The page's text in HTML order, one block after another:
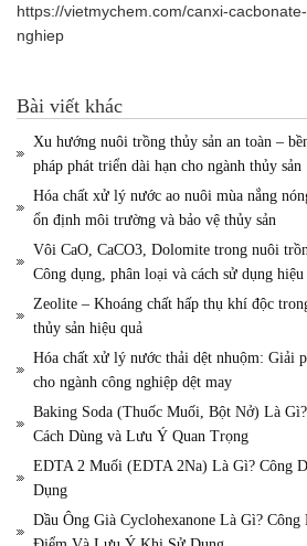
https://vietmychem.com/canxi-
nghiep
Bài viết khác
Xu hướng nuôi trồng thủy sản an toàn –
pháp phát triển dài hạn cho ngành thủy sản
Hóa chất xử lý nước ao nuôi mùa nắng
ổn định môi trường và bảo vệ thủy sản
Vôi CaO, CaCO3, Dolomite trong nuôi
Công dụng, phân loại và cách sử dụng hiệu
Zeolite – Khoáng chất hấp thụ khí độc
thủy sản hiệu quả
Hóa chất xử lý nước thải dệt nhuộm: Giải
cho ngành công nghiệp dệt may
Baking Soda (Thuốc Muối, Bột Nở) Là Gì?
Cách Dùng và Lưu Ý Quan Trọng
EDTA 2 Muối (EDTA 2Na) Là Gì? Công
Dụng
Dầu Ông Già Cyclohexanone Là Gì? Công